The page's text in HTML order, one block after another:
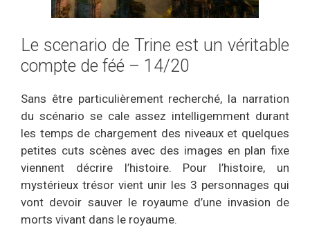
Le scenario de Trine est un véritable
compte de féé – 14/20
Sans être particulièrement recherché, la narration
du scénario se cale assez intelligemment durant
les temps de chargement des niveaux et quelques
petites cuts scènes avec des images en plan fixe
viennent décrire l’histoire. Pour l’histoire, un
mystérieux trésor vient unir les 3 personnages qui
vont devoir sauver le royaume d’une invasion de
morts vivant dans le royaume.